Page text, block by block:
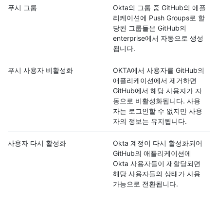
푸시 그룹
Okta의 그룹 중 GitHub의 애플
리케이션에 Push Groups로 할
당된 그룹들은 GitHub의
enterprise에서 자동으로 생성
됩니다.
푸시 사용자 비활성화
OKTA에서 사용자를 GitHub의
애플리케이션에서 제거하면
GitHub에서 해당 사용자가 자
동으로 비활성화됩니다. 사용
자는 로그인할 수 없지만 사용
자의 정보는 유지됩니다.
사용자 다시 활성화
Okta 계정이 다시 활성화되어
GitHub의 애플리케이션에
Okta 사용자들이 재할당되면
해당 사용자들의 상태가 사용
가능으로 전환됩니다.